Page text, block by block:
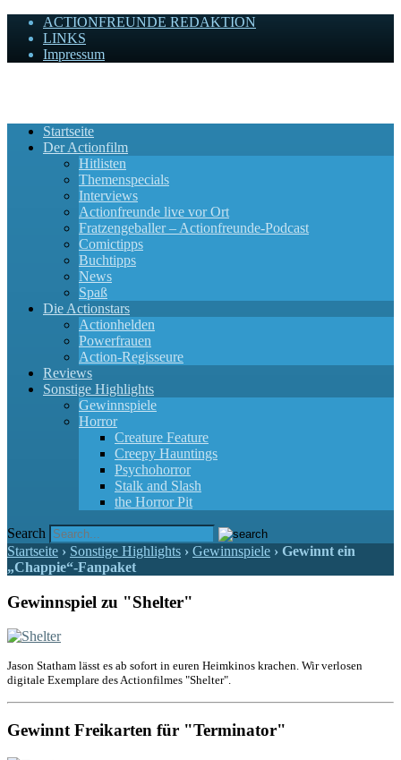
ACTIONFREUNDE REDAKTION
LINKS
Impressum
Startseite
Der Actionfilm
Hitlisten
Themenspecials
Interviews
Actionfreunde live vor Ort
Fratzengeballer – Actionfreunde-Podcast
Comictipps
Buchtipps
News
Spaß
Die Actionstars
Actionhelden
Powerfrauen
Action-Regisseure
Reviews
Sonstige Highlights
Gewinnspiele
Horror
Creature Feature
Creepy Hauntings
Psychohorror
Stalk and Slash
the Horror Pit
Search
Startseite › Sonstige Highlights › Gewinnspiele › Gewinnt ein
„Chappie“-Fanpaket
Gewinnspiel zu "Shelter"
Jason Statham lässt es ab sofort in euren Heimkinos krachen. Wir verlosen
digitale Exemplare des Actionfilmes "Shelter".
Gewinnt Freikarten für "Terminator"